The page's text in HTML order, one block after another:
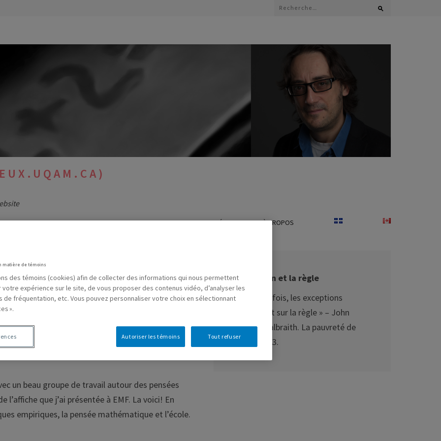
Rechercher :
COURS LIENS AVEC LA COMMUNAUTÉ À PROPOS
François
empiriques
un beau groupe de travail autour des pensées
que j’ai présentée à EMF. La voici! En
empiriques, la pensée mathématique et l’école.
L’exception et la règle
« A chaque fois, les exceptions
l’emportent sur la règle » – John
Kenneth Galbraith. La pauvreté de
masse, 1973.
matière de témoins
des témoins (cookies) afin de collecter des informations qui nous permettent
votre expérience sur le site, de vous proposer des contenus vidéo, d’analyser les
de fréquentation, etc. Vous pouvez personnaliser votre choix en sélectionnant
».
Tout refuser
Autoriser les témoins